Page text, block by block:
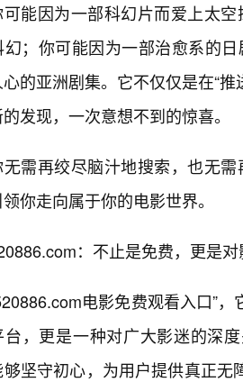
能因为一部科幻片而爱上太
；你可能因为一部治愈系的
的亚洲剧集。它不仅仅是在“
发现，一次意想不到的惊喜。
需再绞尽脑汁地搜索，也无
你走向属于你的电影世界。
：不止是免费，更是
电影免费观看入口”
台，更是一种对广大影迷的深
坚守初心，为用户提供真正